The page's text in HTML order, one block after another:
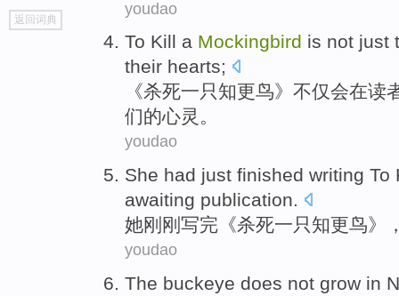
go
top
返回词典
youdao
To Kill a Mockingbird is not just
their hearts;
《杀死一只 知更鸟》 不仅会在读
们的心灵 。
youdao
She had just finished writing To
awaiting publication.
她刚刚 写完 《杀死一只知更鸟》
youdao
The buckeye does not grow in